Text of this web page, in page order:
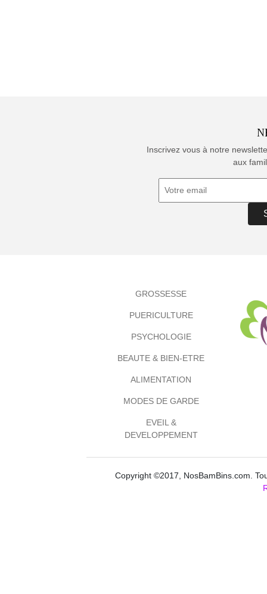
Inscrivez vous à notre
aux
GROSSESSE
PUERICULTURE
PSYCHOLOGIE
BEAUTE & BIEN-ETRE
ALIMENTATION
MODES DE GARDE
EVEIL &
DEVELOPPEMENT
Copyright ©2017, NosBamBins.com.